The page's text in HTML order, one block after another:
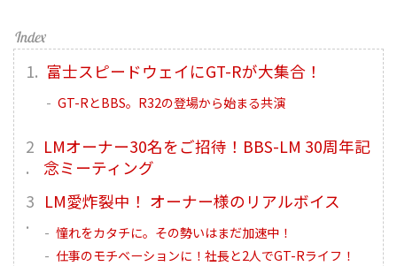
富士スピードウェイにGT-Rが大集合！
GT-RとBBS。R32の登場から始まる共演
LMオーナー30名をご招待！BBS-LM 30周年記
念ミーティング
LM愛炸裂中！ オーナー様のリアルボイス
憧れをカタチに。その勢いはまだ加速中！
仕事のモチベーションに！社長と2人でGT-Rライフ！